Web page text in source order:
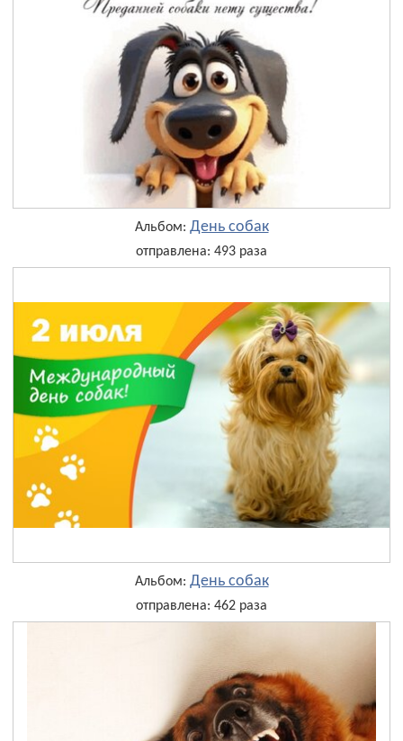
Альбом: День собак
отправлена: 493 раза
Альбом: День собак
отправлена: 462 раза